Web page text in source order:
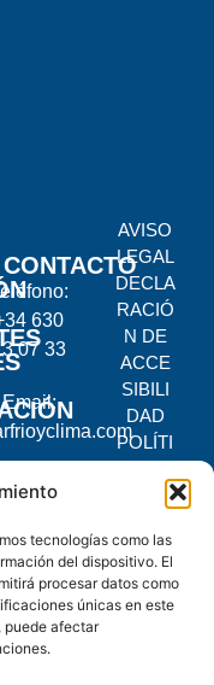
tecnologías como las
del dispositivo. El
procesar datos como
únicas en este
puede afectar
CONTACTO
630
07 33
Email:
C.
14900
AVISO
LEGAL
DECLA
RACIÓ
N DE
ACCE
SIBILI
DAD
POLÍTI
PRIVA
POLÍTI
CA DE
COOKI